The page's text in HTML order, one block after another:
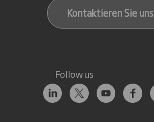
Kontaktieren Sie uns
Follow us